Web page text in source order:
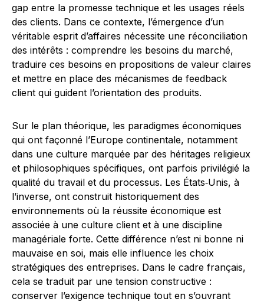
gap entre la promesse technique et les usages réels
des clients. Dans ce contexte, l’émergence d’un
véritable esprit d’affaires nécessite une réconciliation
des intérêts : comprendre les besoins du marché,
traduire ces besoins en propositions de valeur claires
et mettre en place des mécanismes de feedback
client qui guident l’orientation des produits.
Sur le plan théorique, les paradigmes économiques
qui ont façonné l’Europe continentale, notamment
dans une culture marquée par des héritages religieux
et philosophiques spécifiques, ont parfois privilégié la
qualité du travail et du processus. Les États‑Unis, à
l’inverse, ont construit historiquement des
environnements où la réussite économique est
associée à une culture client et à une discipline
managériale forte. Cette différence n’est ni bonne ni
mauvaise en soi, mais elle influence les choix
stratégiques des entreprises. Dans le cadre français,
cela se traduit par une tension constructive :
conserver l’exigence technique tout en s’ouvrant